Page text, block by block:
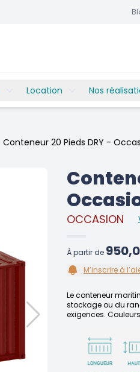
Location Nos
Conteneur 20 Pieds DRY -
OCCASION
À partir de
M’inscrire à
Le conteneur
stockage ou du
exigences.